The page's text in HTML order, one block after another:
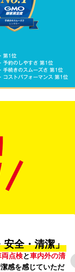
安全・清潔」
点検と車内外の清
感を感じていただ